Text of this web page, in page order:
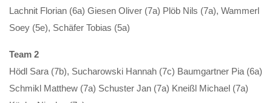
Lachnit Florian (6a) Giesen Oliver (7a) Plöb Nils (7a), Wammerl
Soey (5e), Schäfer Tobias (5a)
Team 2
Hödl Sara (7b), Sucharowski Hannah (7c) Baumgartner Pia (6a)
Schmikl Matthew (7a) Schuster Jan (7a) Kneißl Michael (7a)